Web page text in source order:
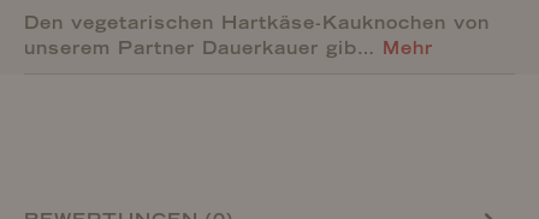
Den vegetarischen Hartkäse-Kauknochen von
unserem Partner Dauerkauer gib… Mehr